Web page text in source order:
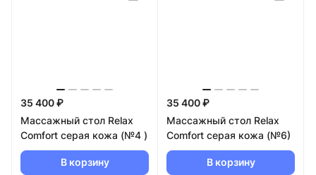
35 400 ₽
Массажный стол Relax
Comfort серая кожа (№4 )
В корзину
35 400 ₽
Массажный стол Relax
Comfort серая кожа (№6)
В корзину